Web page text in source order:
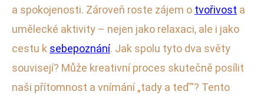
a spokojenosti. Zároveň roste zájem o tvořivost a
umělecké aktivity – nejen jako relaxaci, ale i jako
cestu k sebepoznání. Jak spolu tyto dva světy
souvisejí? Může kreativní proces skutečně posílit
naši přítomnost a vnímání „tady a teď“? Tento